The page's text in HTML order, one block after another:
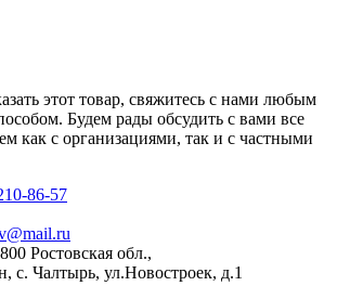
этот товар, свяжитесь с нами любым
Будем рады обсудить с вами все
как с организациями, так и с частными
86-57
Ростовская обл.,
с. Чалтырь, ул.Новостроек, д.1